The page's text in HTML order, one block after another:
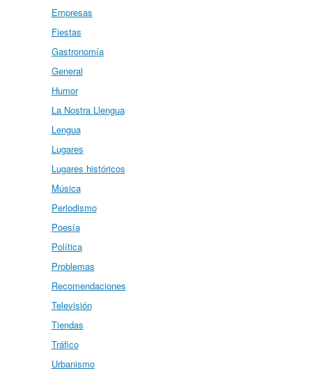
Empresas
Fiestas
Gastronomía
General
Humor
La Nostra Llengua
Lengua
Lugares
Lugares históricos
Música
Periodismo
Poesía
Política
Problemas
Recomendaciones
Televisión
Tiendas
Tráfico
Urbanismo